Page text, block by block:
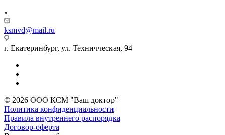
ksmvd@mail.ru
г. Екатеринбург, ул. Техничческая, 94
© 2026 ООО КСМ "Ваш доктор"
Политика конфиденциальности
Правила внутреннего распорядка
Договор-оферта